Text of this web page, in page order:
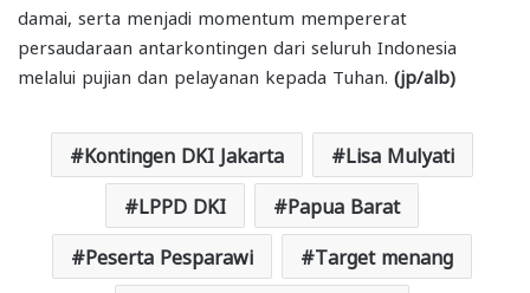
damai, serta menjadi momentum mempererat
persaudaraan antarkontingen dari seluruh Indonesia
melalui pujian dan pelayanan kepada Tuhan. (jp/alb)
Kontingen DKI Jakarta Lisa Mulyati
LPPD DKI Papua Barat
Peserta Pesparawi Target menang